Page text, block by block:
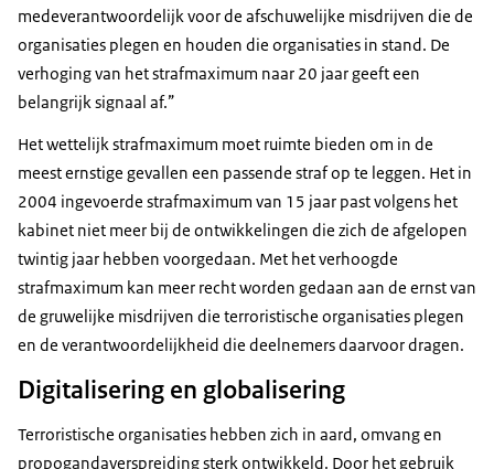
medeverantwoordelijk voor de afschuwelijke misdrijven die de
organisaties plegen en houden die organisaties in stand. De
verhoging van het strafmaximum naar 20 jaar geeft een
belangrijk signaal af.”
Het wettelijk strafmaximum moet ruimte bieden om in de
meest ernstige gevallen een passende straf op te leggen. Het in
2004 ingevoerde strafmaximum van 15 jaar past volgens het
kabinet niet meer bij de ontwikkelingen die zich de afgelopen
twintig jaar hebben voorgedaan. Met het verhoogde
strafmaximum kan meer recht worden gedaan aan de ernst van
de gruwelijke misdrijven die terroristische organisaties plegen
en de verantwoordelijkheid die deelnemers daarvoor dragen.
Digitalisering en globalisering
Terroristische organisaties hebben zich in aard, omvang en
propogandaverspreiding sterk ontwikkeld. Door het gebruik